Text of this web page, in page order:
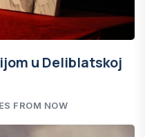
u Deliblatskoj
FROM NOW